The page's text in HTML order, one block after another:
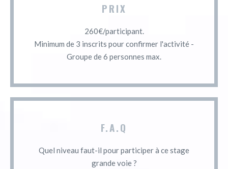
PRIX
260€/participant.
Minimum de 3 inscrits pour confirmer l'activité -
Groupe de 6 personnes max.
F.A.Q
Quel niveau faut-il pour participer à ce stage
grande voie ?